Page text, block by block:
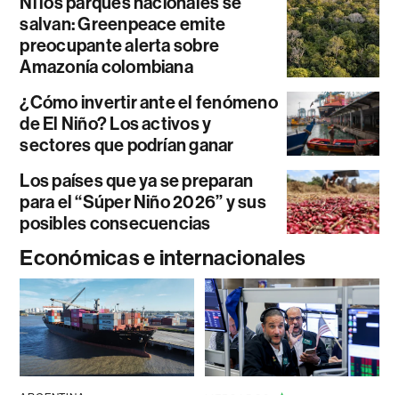
salvan: Greenpeace emite
preocupante alerta sobre
Amazonía colombiana
¿Cómo invertir ante el fenómeno
de El Niño? Los activos y
sectores que podrían ganar
Los países que ya se preparan
para el “Súper Niño 2026” y sus
posibles consecuencias
Económicas e internacionales